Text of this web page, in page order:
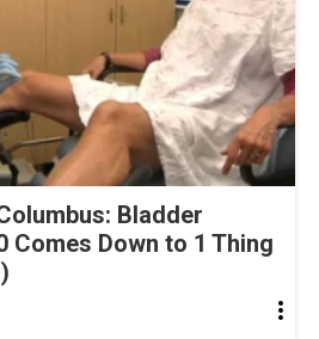
Bladder
Comes Down to 1 Thing